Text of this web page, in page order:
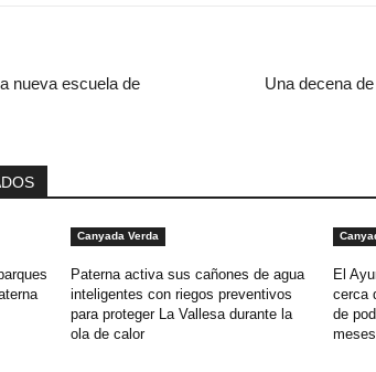
nueva escuela de
Una decena
Canyada Verda
Paterna activa sus cañones de agua
inteligentes con riegos preventivos
para proteger La Vallesa durante la
ola de calor
El
cerca
de